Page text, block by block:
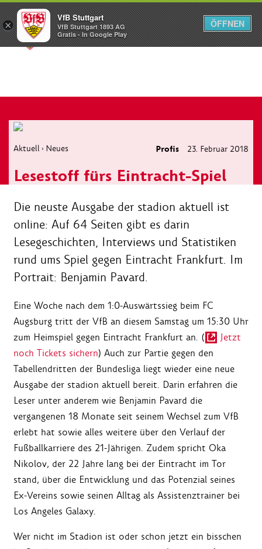
Menü
Aktuell › Neues Profis 23. Februar 2018
Lesestoff fürs Eintracht-Spiel
Die neuste Ausgabe der stadion aktuell ist
online: Auf 64 Seiten gibt es darin
Lesegeschichten, Interviews und Statistiken
rund ums Spiel gegen Eintracht Frankfurt. Im
Portrait: Benjamin Pavard.
Eine Woche nach dem 1:0-Auswärtssieg beim FC
Augsburg tritt der VfB an diesem Samstag um 15:30 Uhr
zum Heimspiel gegen Eintracht Frankfurt an. (
Jetzt
noch Tickets sichern) Auch zur Partie gegen den
Tabellendritten der Bundesliga liegt wieder eine neue
Ausgabe der stadion aktuell bereit. Darin erfahren die
Leser unter anderem wie Benjamin Pavard die
vergangenen 18 Monate seit seinem Wechsel zum VfB
erlebt hat sowie alles weitere über den Verlauf der
Fußballkarriere des 21-Jährigen. Zudem spricht Oka
Nikolov, der 22 Jahre lang bei der Eintracht im Tor
stand, über die Entwicklung und das Potenzial seines
Ex-Vereins sowie seinen Alltag als Assistenztrainer bei
Los Angeles Galaxy.
Wer nicht im Stadion ist oder schon jetzt ein bisschen
×
VfB Stuttgart
VfB Stuttgart 1893 AG
Gratis - In Google Play
ÖFFNEN